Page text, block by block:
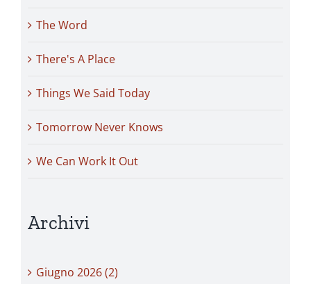
The Word
There's A Place
Things We Said Today
Tomorrow Never Knows
We Can Work It Out
Archivi
Giugno 2026 (2)